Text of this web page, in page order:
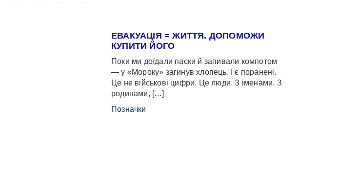
ЕВАКУАЦІЯ = ЖИТТЯ. ДОПОМОЖИ
КУПИТИ ЙОГО
Поки ми доїдали паски й запивали компотом
— у «Мороку» загинув хлопець. І є поранені.
Це не військові цифри. Це люди. З іменами. З
родинами, […]
Позначки